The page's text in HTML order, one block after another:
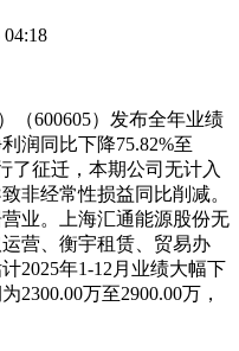
600605）发布全年业绩
润同比下降75.82%至
了征迁，本期公司无计入
非经常性损益同比削减。
业。上海汇通能源股份无
营、衡宇租赁、贸易办
2025年1-12月业绩大幅下
2300.00万至2900.00万，